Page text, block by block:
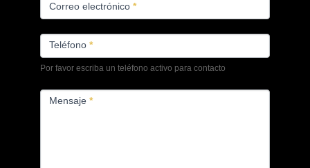
Correo electrónico*
Teléfono*
Por favor escriba un teléfono activo para contacto
Mensaje*